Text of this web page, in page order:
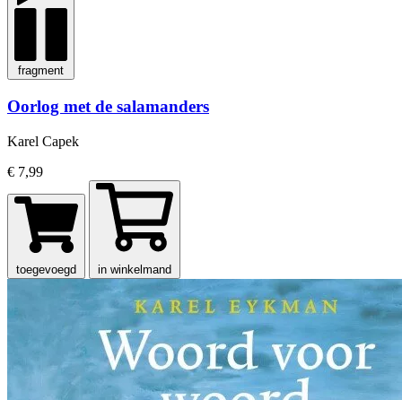
fragment
Oorlog met de salamanders
Karel Capek
€ 7,99
toegevoegd in winkelmand